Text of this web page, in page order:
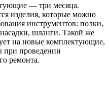
— три месяца.
изделия, которые можно
инструментов: полки,
шланги. Такой же
на новые комплектующие,
при проведении
ремонта.